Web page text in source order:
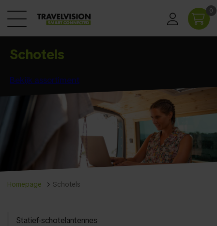
0
Schotels
Bekijk assortiment
Homepage Schotels
Statief-schotelantennes